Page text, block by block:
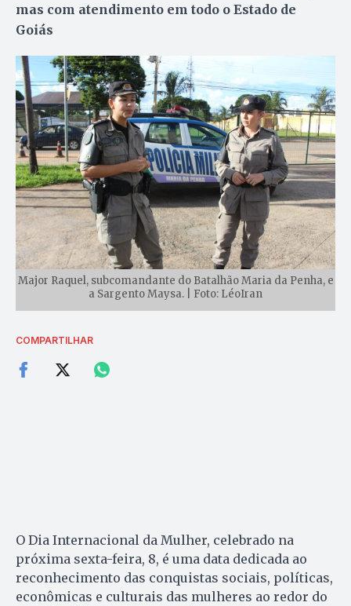
mas com atendimento em todo o Estado de
Goiás
Major Raquel, subcomandante do Batalhão Maria da Penha, e
a Sargento Maysa. | Foto: LéoIran
COMPARTILHAR
O Dia Internacional da Mulher, celebrado na
próxima sexta-feira, 8, é uma data dedicada ao
reconhecimento das conquistas sociais, políticas,
econômicas e culturais das mulheres ao redor do